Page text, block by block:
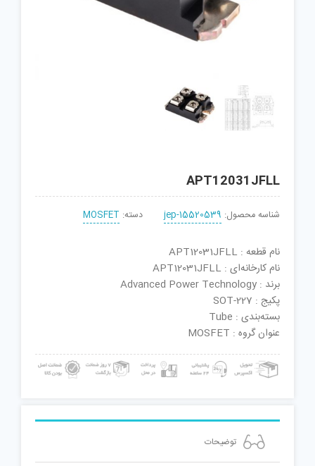
APT12031JFLL
شناسه محصول: jep-15520539 دسته: MOSFET
نام قطعه : APT12031JFLL
نام کارخانه‌ای : APT12031JFLL
برند : Advanced Power Technology
پکیج : SOT-227
بسته‌بندی : Tube
عنوان گروه : MOSFET
توضیحات